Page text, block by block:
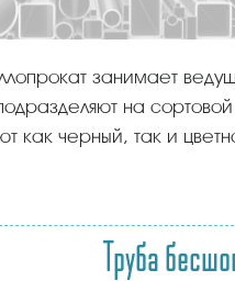
занимает
на
как черный, так и
Труба